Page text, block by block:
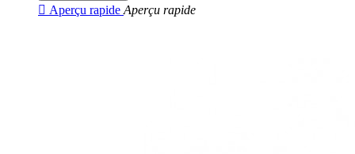
 Aperçu rapide Aperçu rapide